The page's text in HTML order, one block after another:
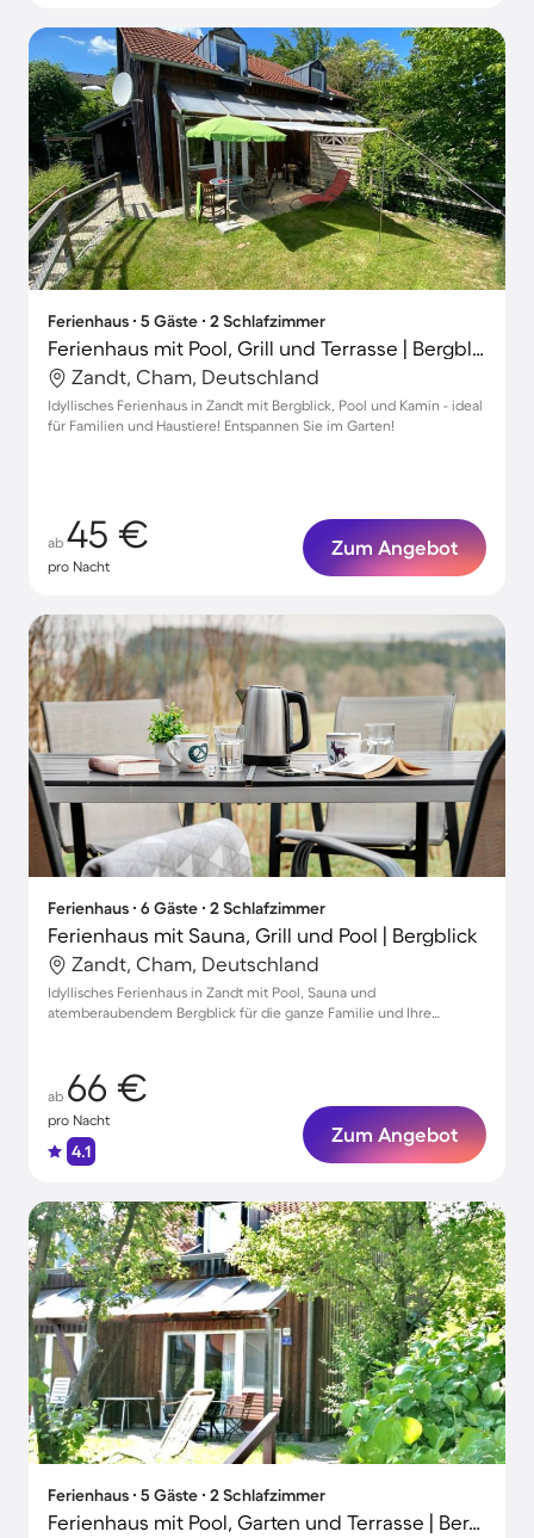
Ferienhaus ∙ 5 Gäste ∙ 2 Schlafzimmer
Ferienhaus mit Pool, Grill und Terrasse | Bergblick
Zandt, Cham, Deutschland
Idyllisches Ferienhaus in Zandt mit Bergblick, Pool und Kamin - ideal
für Familien und Haustiere! Entspannen Sie im Garten!
ab 45 €
pro Nacht
Zum Angebot
Ferienhaus ∙ 6 Gäste ∙ 2 Schlafzimmer
Ferienhaus mit Sauna, Grill und Pool | Bergblick
Zandt, Cham, Deutschland
Idyllisches Ferienhaus in Zandt mit Pool, Sauna und
atemberaubendem Bergblick für die ganze Familie und Ihre
ab 66 €
pro Nacht
4.1
Zum Angebot
Ferienhaus ∙ 5 Gäste ∙ 2 Schlafzimmer
Ferienhaus mit Pool, Garten und Terrasse | Bergblick